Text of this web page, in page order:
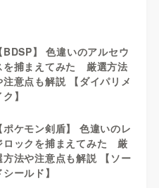
BDSP】 色違いのアルセウ
を捕まえてみた 厳選方法
注意点も解説 【ダイパリメ
】
ポケモン剣盾】 色違いのレ
ロックを捕まえてみた 厳
方法や注意点も解説 【ソー
シールド】